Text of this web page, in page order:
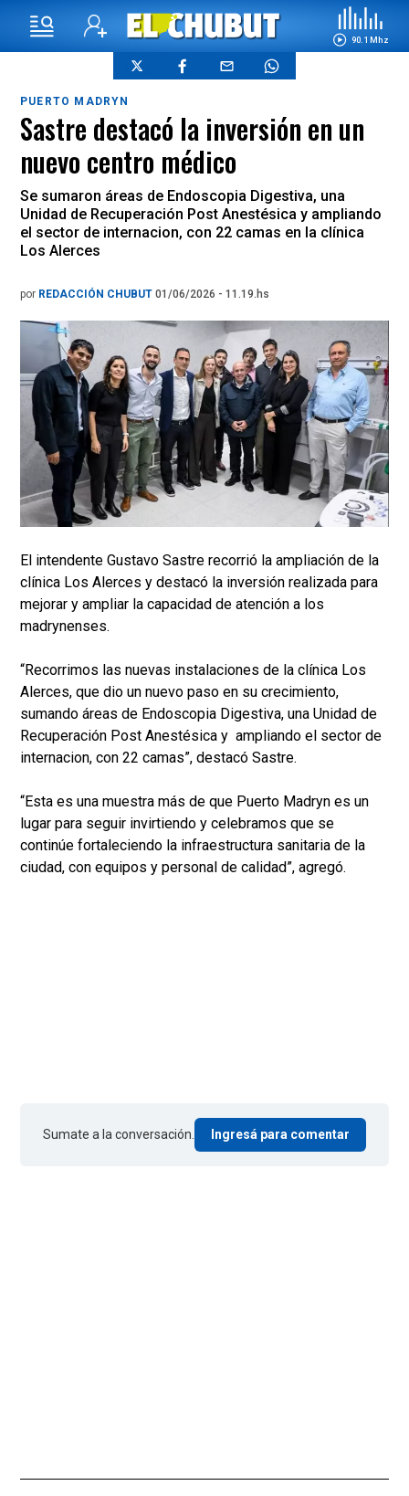
90.1 Mhz
PUERTO MADRYN
Sastre destacó la inversión en un
nuevo centro médico
Se sumaron áreas de Endoscopia Digestiva, una
Unidad de Recuperación Post Anestésica y ampliando
el sector de internacion, con 22 camas en la clínica
Los Alerces
por REDACCIÓN CHUBUT 01/06/2026 - 11.19.hs
El intendente Gustavo Sastre recorrió la ampliación de la
clínica Los Alerces y destacó la inversión realizada para
mejorar y ampliar la capacidad de atención a los
madrynenses.
“Recorrimos las nuevas instalaciones de la clínica Los
Alerces, que dio un nuevo paso en su crecimiento,
sumando áreas de Endoscopia Digestiva, una Unidad de
Recuperación Post Anestésica y ampliando el sector de
internacion, con 22 camas”, destacó Sastre.
“Esta es una muestra más de que Puerto Madryn es un
lugar para seguir invirtiendo y celebramos que se
continúe fortaleciendo la infraestructura sanitaria de la
ciudad, con equipos y personal de calidad”, agregó.
Sumate a la conversación. Ingresá para comentar